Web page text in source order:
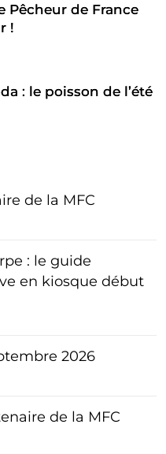
Pêcheur de France
!
: le poisson de l’été
de la MFC
: le guide
en kiosque début
2026
de la MFC